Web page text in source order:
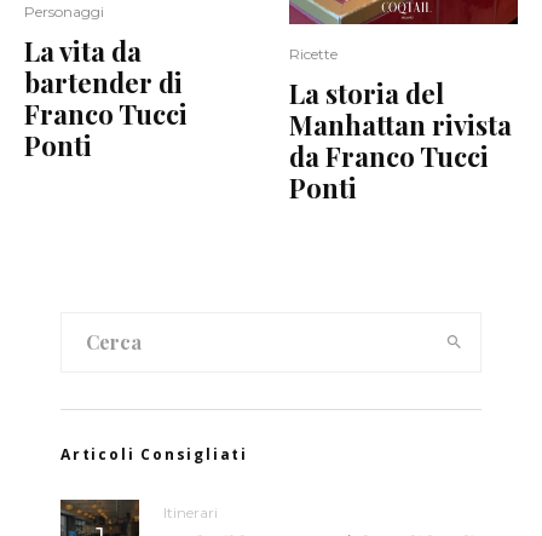
Personaggi
La vita da
bartender di
Franco Tucci
Ponti
Ricette
La storia del
Manhattan rivista
da Franco Tucci
Ponti
Articoli Consigliati
Itinerari